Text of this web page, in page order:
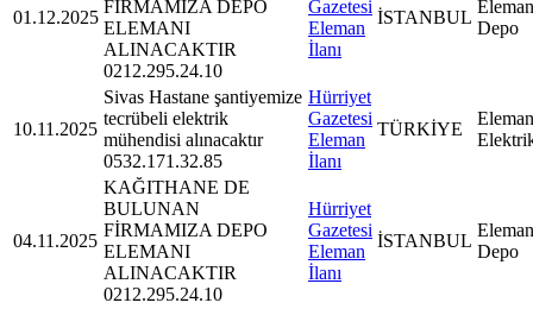
01.12.2025
FİRMAMIZA DEPO
ELEMANI
ALINACAKTIR
0212.295.24.10
Gazetesi
Eleman
İlanı
İSTANBUL
Depo
10.11.2025
Sivas Hastane şantiyemize
tecrübeli elektrik
mühendisi alınacaktır
0532.171.32.85
Hürriyet
Gazetesi
Eleman
İlanı
TÜRKİYE
04.11.2025
KAĞITHANE DE
BULUNAN
FİRMAMIZA DEPO
ELEMANI
ALINACAKTIR
0212.295.24.10
Hürriyet
Gazetesi
Eleman
İlanı
İSTANBUL
Depo